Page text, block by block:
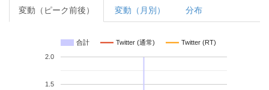
変動（ピーク前後） 変動（月別） 分布
合計 Twitter (通常) Twitter (RT)
1.5
2.0